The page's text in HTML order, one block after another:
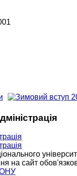
на сайт
ОНУ